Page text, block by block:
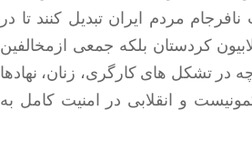
مردم ایران تبديل کنند تا در
کردستان بلکه جمعى ازمخالفين
در تشکل هاى کارگرى، زنان، نهادها
و انقلابى در امنيت کامل به